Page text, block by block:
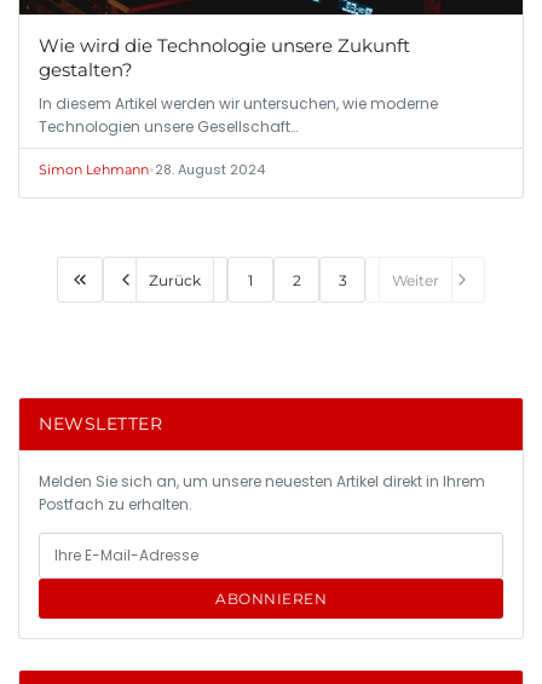
Wie wird die Technologie unsere Zukunft
gestalten?
In diesem Artikel werden wir untersuchen, wie moderne
Technologien unsere Gesellschaft…
Simon Lehmann•28. August 2024
Zurück 1 2 3 Weiter
NEWSLETTER
Melden Sie sich an, um unsere neuesten Artikel direkt in Ihrem
Postfach zu erhalten.
ABONNIEREN